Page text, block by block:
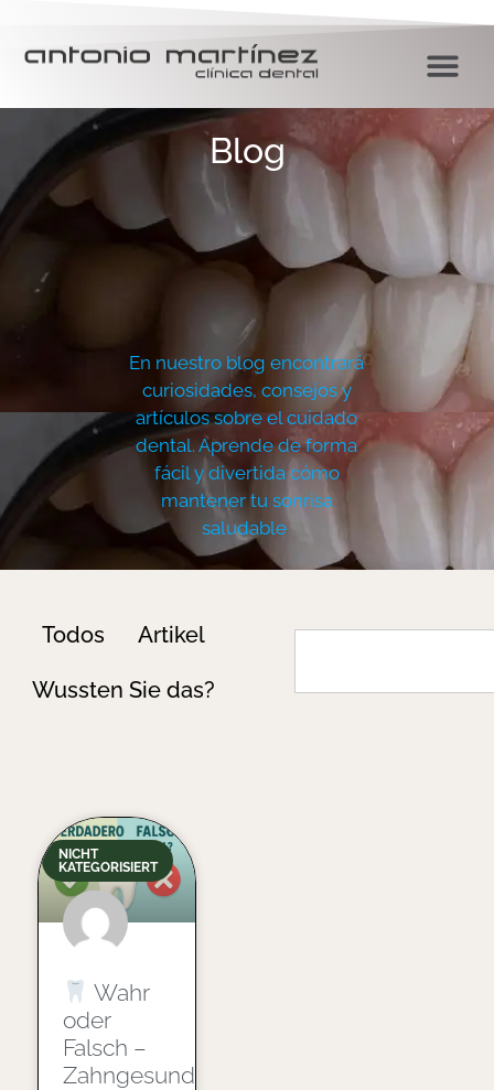
Blog
En nuestro blog encontrará
curiosidades, consejos y
artículos sobre el cuidado
dental. Aprende de forma
fácil y divertida cómo
mantener tu sonrisa
saludable
Todos Artikel
Wussten Sie das?
NICHT
KATEGORISIERT
Wahr
oder
Falsch –
Zahngesundheit